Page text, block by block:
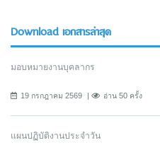
Download เอกสารล่าสุด
มอบหมายงานบุคลากร
19 กรกฎาคม 2569 อ่าน 50 ครั้ง
แผนปฏิบัติงานประจำวัน